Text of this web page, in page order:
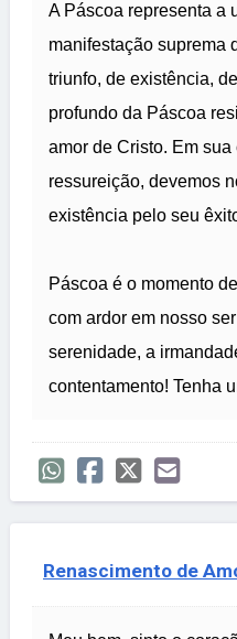
A Páscoa representa a
manifestação suprema
triunfo, de existência,
profundo da Páscoa
amor de Cristo. Em
ressureição, devemos
existência pelo seu
Páscoa é o momento
com ardor em nosso
serenidade, a
contentamento! Tenha
Renascimento de